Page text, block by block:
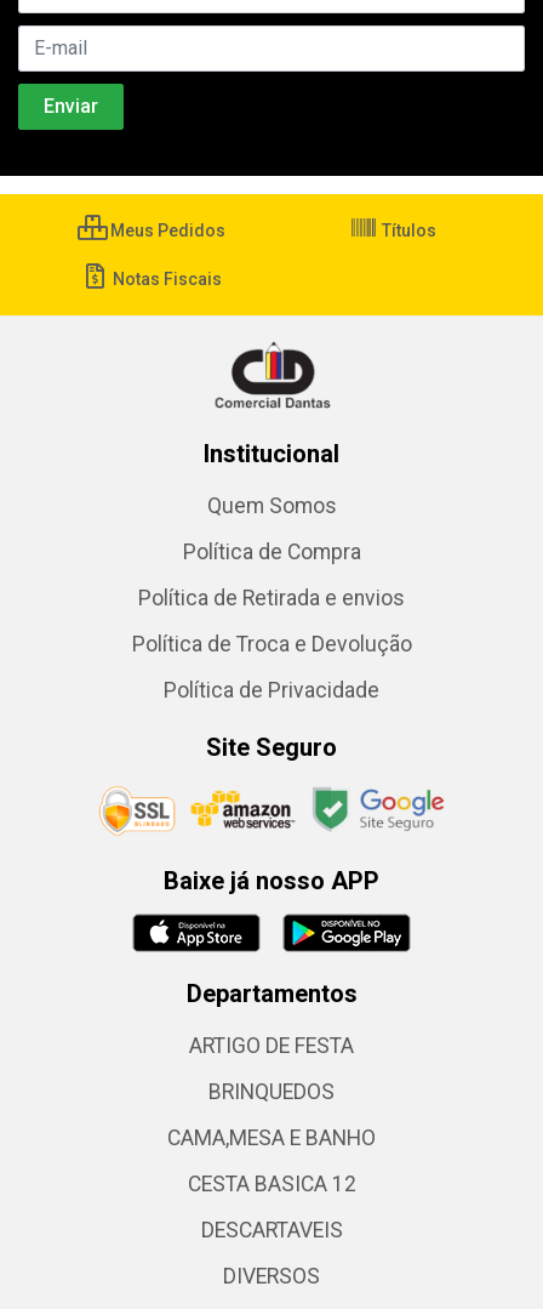
Meus Pedidos Títulos
Notas Fiscais
Institucional
Quem Somos
Política de Compra
Política de Retirada e envios
Política de Troca e Devolução
Política de Privacidade
Site Seguro
Baixe já nosso APP
Departamentos
ARTIGO DE FESTA
BRINQUEDOS
CAMA,MESA E BANHO
CESTA BASICA 12
DESCARTAVEIS
DIVERSOS